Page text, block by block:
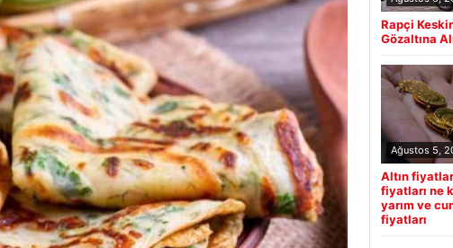
Rapçi
Gözaltına
Ağustos 5,
Altın
fiyatları ne
yarım ve
fiyatları